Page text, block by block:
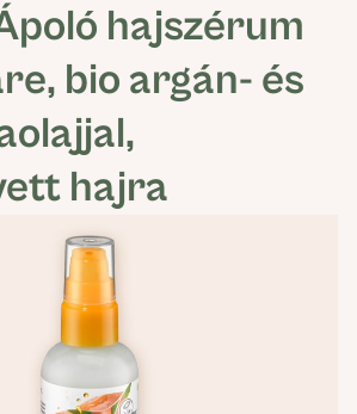
hajszérum
bio argán- és
hajra